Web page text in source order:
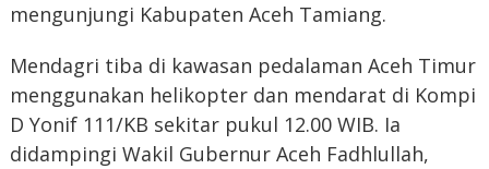
mengunjungi Kabupaten Aceh Tamiang.
Mendagri tiba di kawasan pedalaman Aceh Timur
menggunakan helikopter dan mendarat di Kompi
D Yonif 111/KB sekitar pukul 12.00 WIB. Ia
didampingi Wakil Gubernur Aceh Fadhlullah,